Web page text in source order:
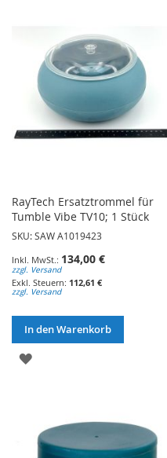
RayTech Ersatztrommel für
Tumble Vibe TV10; 1 Stück
SKU: SAW A1019423
134,00 €
zzgl. Versand
112,61 €
zzgl. Versand
In den Warenkorb
ZUR